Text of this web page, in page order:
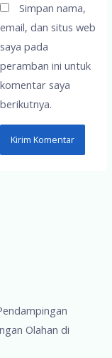
Simpan nama,
email, dan situs web
saya pada
peramban ini untuk
komentar saya
berikutnya.
Olahan di